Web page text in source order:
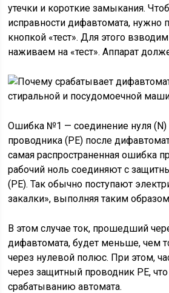
утечки и короткие замыкания.
исправности дифавтомата, нужно
кнопкой «тест». Для этого
наживаем на «тест». Аппарат
Ошибка №1 — соединение нуля (N)
проводника (РЕ) после
самая распространенная ошибка
рабочий ноль соединяют с
(PE). Так обычно поступают
закалки», выполняя таким
В этом случае ток, прошедший
дифавтомата, будет меньше, чем
через нулевой полюс. При этом,
через защитный проводник PE,
срабатыванию автомата.